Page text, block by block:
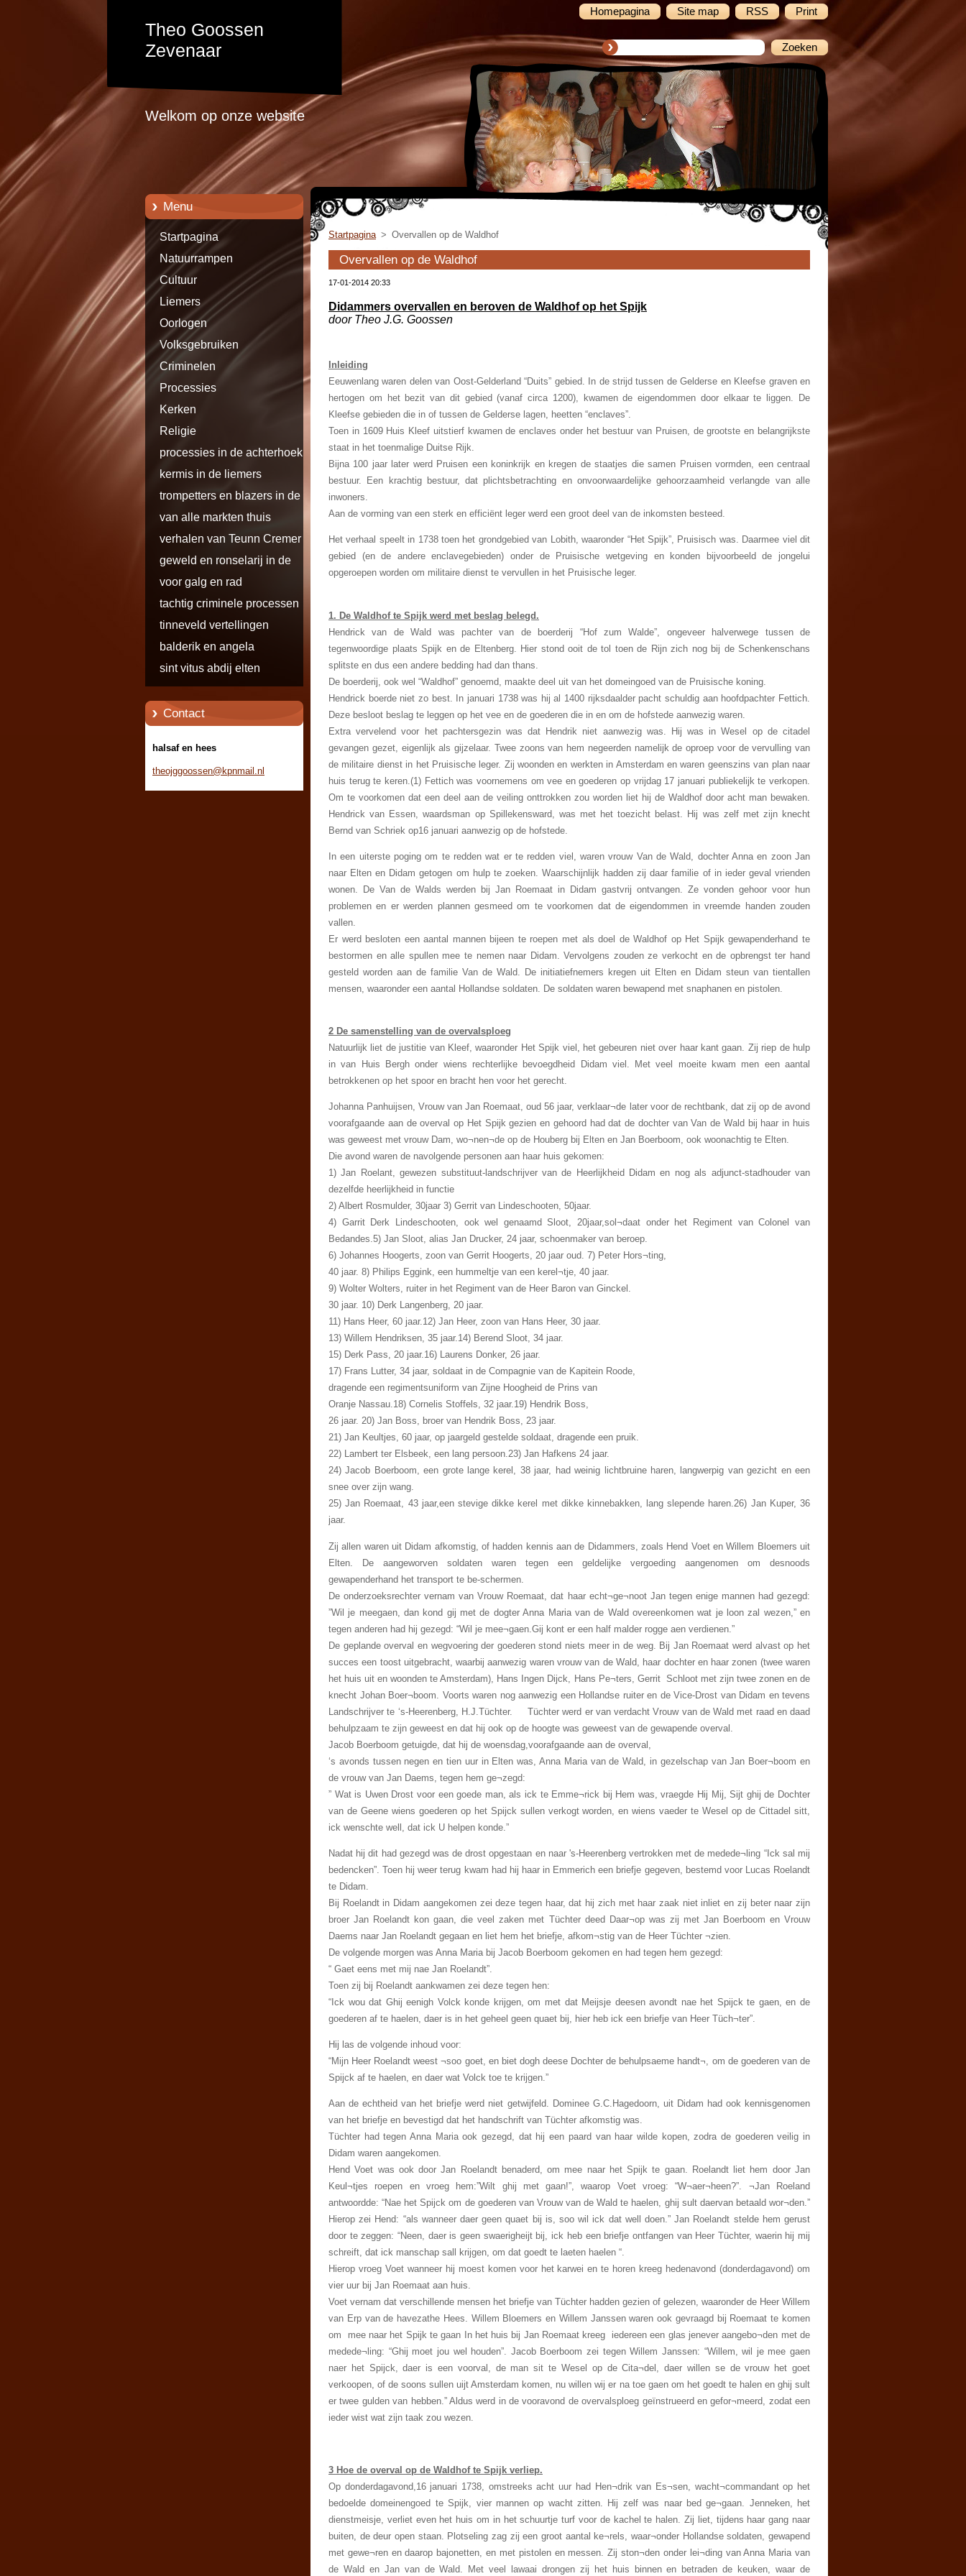
Homepagina Site map RSS Print
Theo Goossen
Zevenaar
Welkom op onze website
Menu
Startpagina
Natuurrampen
Cultuur
Liemers
Oorlogen
Volksgebruiken
Criminelen
Processies
Kerken
Religie
processies in de achterhoek en
de
kermis in de liemers
trompetters en blazers in de
liemers
van alle markten thuis
verhalen van Teunn Cremer uit
Loo
geweld en ronselarij in de
liemers
voor galg en rad
tachtig criminele processen
tinneveld vertellingen
balderik en angela
sint vitus abdij elten
Contact
halsaf en hees
theojggoossen@kpnmail.nl
Startpagina > Overvallen op de Waldhof
Overvallen op de Waldhof
17-01-2014 20:33
Didammers overvallen en beroven de Waldhof op het Spijk
door Theo J.G. Goossen
Inleiding
Eeuwenlang waren delen van Oost-Gelderland “Duits” gebied. In de strijd tussen de Gelderse en Kleefse graven en
hertogen om het bezit van dit gebied (vanaf circa 1200), kwamen de eigendommen door elkaar te liggen. De
Kleefse gebieden die in of tussen de Gelderse lagen, heetten “enclaves”.
Toen in 1609 Huis Kleef uitstierf kwamen de enclaves onder het bestuur van Pruisen, de grootste en belangrijkste
staat in het toenmalige Duitse Rijk.
Bijna 100 jaar later werd Pruisen een koninkrijk en kregen de staatjes die samen Pruisen vormden, een centraal
bestuur. Een krachtig bestuur, dat plichtsbetrachting en onvoorwaardelijke gehoorzaamheid verlangde van alle
inwoners.
Aan de vorming van een sterk en efficiënt leger werd een groot deel van de inkomsten besteed.
Het verhaal speelt in 1738 toen het grondgebied van Lobith, waaronder “Het Spijk”, Pruisisch was. Daarmee viel dit
gebied (en de andere enclavegebieden) onder de Pruisische wetgeving en konden bijvoorbeeld de jongelui
opgeroepen worden om militaire dienst te vervullen in het Pruisische leger.
1. De Waldhof te Spijk werd met beslag belegd.
Hendrick van de Wald was pachter van de boerderij “Hof zum Walde”, ongeveer halverwege tussen de
tegenwoordige plaats Spijk en de Eltenberg. Hier stond ooit de tol toen de Rijn zich nog bij de Schenkenschans
splitste en dus een andere bedding had dan thans.
De boerderij, ook wel “Waldhof” genoemd, maakte deel uit van het domeingoed van de Pruisische koning.
Hendrick boerde niet zo best. In januari 1738 was hij al 1400 rijksdaalder pacht schuldig aan hoofdpachter Fettich.
Deze besloot beslag te leggen op het vee en de goederen die in en om de hofstede aanwezig waren.
Extra vervelend voor het pachtersgezin was dat Hendrik niet aanwezig was. Hij was in Wesel op de citadel
gevangen gezet, eigenlijk als gijzelaar. Twee zoons van hem negeerden namelijk de oproep voor de vervulling van
de militaire dienst in het Pruisische leger. Zij woonden en werkten in Amsterdam en waren geenszins van plan naar
huis terug te keren.(1) Fettich was voornemens om vee en goederen op vrijdag 17 januari publiekelijk te verkopen.
Om te voorkomen dat een deel aan de veiling onttrokken zou worden liet hij de Waldhof door acht man bewaken.
Hendrick van Essen, waardsman op Spillekensward, was met het toezicht belast. Hij was zelf met zijn knecht
Bernd van Schriek op16 januari aanwezig op de hofstede.
In een uiterste poging om te redden wat er te redden viel, waren vrouw Van de Wald, dochter Anna en zoon Jan
naar Elten en Didam getogen om hulp te zoeken. Waarschijnlijk hadden zij daar familie of in ieder geval vrienden
wonen. De Van de Walds werden bij Jan Roemaat in Didam gastvrij ontvangen. Ze vonden gehoor voor hun
problemen en er werden plannen gesmeed om te voorkomen dat de eigendommen in vreemde handen zouden
vallen.
Er werd besloten een aantal mannen bijeen te roepen met als doel de Waldhof op Het Spijk gewapenderhand te
bestormen en alle spullen mee te nemen naar Didam. Vervolgens zouden ze verkocht en de opbrengst ter hand
gesteld worden aan de familie Van de Wald. De initiatiefnemers kregen uit Elten en Didam steun van tientallen
mensen, waaronder een aantal Hollandse soldaten. De soldaten waren bewapend met snaphanen en pistolen.
2 De samenstelling van de overvalsploeg
Natuurlijk liet de justitie van Kleef, waaronder Het Spijk viel, het gebeuren niet over haar kant gaan. Zij riep de hulp
in van Huis Bergh onder wiens rechterlijke bevoegdheid Didam viel. Met veel moeite kwam men een aantal
betrokkenen op het spoor en bracht hen voor het gerecht.
Johanna Panhuijsen, Vrouw van Jan Roemaat, oud 56 jaar, verklaar¬de later voor de rechtbank, dat zij op de avond
voorafgaande aan de overval op Het Spijk gezien en gehoord had dat de dochter van Van de Wald bij haar in huis
was geweest met vrouw Dam, wo¬nen¬de op de Houberg bij Elten en Jan Boerboom, ook woonachtig te Elten.
Die avond waren de navolgende personen aan haar huis gekomen:
1) Jan Roelant, gewezen substituut-landschrijver van de Heerlijkheid Didam en nog als adjunct-stadhouder van
dezelfde heerlijkheid in functie
2) Albert Rosmulder, 30jaar 3) Gerrit van Lindeschooten, 50jaar.
4) Garrit Derk Lindeschooten, ook wel genaamd Sloot, 20jaar,sol¬daat onder het Regiment van Colonel van
Bedandes.5) Jan Sloot, alias Jan Drucker, 24 jaar, schoenmaker van beroep.
6) Johannes Hoogerts, zoon van Gerrit Hoogerts, 20 jaar oud. 7) Peter Hors¬ting,
40 jaar. 8) Philips Eggink, een hummeltje van een kerel¬tje, 40 jaar.
9) Wolter Wolters, ruiter in het Regiment van de Heer Baron van Ginckel.
30 jaar. 10) Derk Langenberg, 20 jaar.
11) Hans Heer, 60 jaar.12) Jan Heer, zoon van Hans Heer, 30 jaar.
13) Willem Hendriksen, 35 jaar.14) Berend Sloot, 34 jaar.
15) Derk Pass, 20 jaar.16) Laurens Donker, 26 jaar.
17) Frans Lutter, 34 jaar, soldaat in de Compagnie van de Kapitein Roode,
dragende een regimentsuniform van Zijne Hoogheid de Prins van
Oranje Nassau.18) Cornelis Stoffels, 32 jaar.19) Hendrik Boss,
26 jaar. 20) Jan Boss, broer van Hendrik Boss, 23 jaar.
21) Jan Keultjes, 60 jaar, op jaargeld gestelde soldaat, dragende een pruik.
22) Lambert ter Elsbeek, een lang persoon.23) Jan Hafkens 24 jaar.
24) Jacob Boerboom, een grote lange kerel, 38 jaar, had weinig lichtbruine haren, langwerpig van gezicht en een
snee over zijn wang.
25) Jan Roemaat, 43 jaar,een stevige dikke kerel met dikke kinnebakken, lang slepende haren.26) Jan Kuper, 36
jaar.
Zij allen waren uit Didam afkomstig, of hadden kennis aan de Didammers, zoals Hend Voet en Willem Bloemers uit
Elten. De aangeworven soldaten waren tegen een geldelijke vergoeding aangenomen om desnoods
gewapenderhand het transport te be-schermen.
De onderzoeksrechter vernam van Vrouw Roemaat, dat haar echt¬ge¬noot Jan tegen enige mannen had gezegd:
”Wil je meegaen, dan kond gij met de dogter Anna Maria van de Wald overeenkomen wat je loon zal wezen,” en
tegen anderen had hij gezegd: “Wil je mee¬gaen.Gij kont er een half malder rogge aen verdienen.”
De geplande overval en wegvoering der goederen stond niets meer in de weg. Bij Jan Roemaat werd alvast op het
succes een toost uitgebracht, waarbij aanwezig waren vrouw van de Wald, haar dochter en haar zonen (twee waren
het huis uit en woonden te Amsterdam), Hans Ingen Dijck, Hans Pe¬ters, Gerrit Schloot met zijn twee zonen en de
knecht Johan Boer¬boom. Voorts waren nog aanwezig een Hollandse ruiter en de Vice-Drost van Didam en tevens
Landschrijver te ‘s-Heerenberg, H.J.Tüchter. Tüchter werd er van verdacht Vrouw van de Wald met raad en daad
behulpzaam te zijn geweest en dat hij ook op de hoogte was geweest van de gewapende overval.
Jacob Boerboom getuigde, dat hij de woensdag,voorafgaande aan de overval,
‘s avonds tussen negen en tien uur in Elten was, Anna Maria van de Wald, in gezelschap van Jan Boer¬boom en
de vrouw van Jan Daems, tegen hem ge¬zegd:
” Wat is Uwen Drost voor een goede man, als ick te Emme¬rick bij Hem was, vraegde Hij Mij, Sijt ghij de Dochter
van de Geene wiens goederen op het Spijck sullen verkogt worden, en wiens vaeder te Wesel op de Cittadel sitt,
ick wenschte well, dat ick U helpen konde.”
Nadat hij dit had gezegd was de drost opgestaan en naar 's-Heerenberg vertrokken met de medede¬ling “Ick sal mij
bedencken”. Toen hij weer terug kwam had hij haar in Emmerich een briefje gegeven, bestemd voor Lucas Roelandt
te Didam.
Bij Roelandt in Didam aangekomen zei deze tegen haar, dat hij zich met haar zaak niet inliet en zij beter naar zijn
broer Jan Roelandt kon gaan, die veel zaken met Tüchter deed Daar¬op was zij met Jan Boerboom en Vrouw
Daems naar Jan Roelandt gegaan en liet hem het briefje, afkom¬stig van de Heer Tüchter ¬zien.
De volgende morgen was Anna Maria bij Jacob Boerboom gekomen en had tegen hem gezegd:
“ Gaet eens met mij nae Jan Roelandt”.
Toen zij bij Roelandt aankwamen zei deze tegen hen:
“Ick wou dat Ghij eenigh Volck konde krijgen, om met dat Meijsje deesen avondt nae het Spijck te gaen, en de
goederen af te haelen, daer is in het geheel geen quaet bij, hier heb ick een briefje van Heer Tüch¬ter”.
Hij las de volgende inhoud voor:
“Mijn Heer Roelandt weest ¬soo goet, en biet dogh deese Dochter de behulpsaeme handt¬, om de goederen van de
Spijck af te haelen, en daer wat Volck toe te krijgen.”
Aan de echtheid van het briefje werd niet getwijfeld. Dominee G.C.Hagedoorn, uit Didam had ook kennisgenomen
van het briefje en bevestigd dat het handschrift van Tüchter afkomstig was.
Tüchter had tegen Anna Maria ook gezegd, dat hij een paard van haar wilde kopen, zodra de goederen veilig in
Didam waren aangekomen.
Hend Voet was ook door Jan Roelandt benaderd, om mee naar het Spijk te gaan. Roelandt liet hem door Jan
Keul¬tjes roepen en vroeg hem:”Wilt ghij met gaan!”, waarop Voet vroeg: “W¬aer¬heen?”. ¬Jan Roeland
antwoordde: “Nae het Spijck om de goederen van Vrouw van de Wald te haelen, ghij sult daervan betaald wor¬den.”
Hierop zei Hend: “als wanneer daer geen quaet bij is, soo wil ick dat well doen.” Jan Roelandt stelde hem gerust
door te zeggen: “Neen, daer is geen swaerigheijt bij, ick heb een briefje ontfangen van Heer Tüchter, waerin hij mij
schreift, dat ick manschap sall krijgen, om dat goedt te laeten haelen “.
Hierop vroeg Voet wanneer hij moest komen voor het karwei en te horen kreeg hedenavond (donderdagavond) om
vier uur bij Jan Roemaat aan huis.
Voet vernam dat verschillende mensen het briefje van Tüchter hadden gezien of gelezen, waaronder de Heer Willem
van Erp van de havezathe Hees. Willem Bloemers en Willem Janssen waren ook gevraagd bij Roemaat te komen
om mee naar het Spijk te gaan In het huis bij Jan Roemaat kreeg iedereen een glas jenever aangebo¬den met de
medede¬ling: “Ghij moet jou wel houden”. Jacob Boerboom zei tegen Willem Janssen: “Willem, wil je mee gaen
naer het Spijck, daer is een voorval, de man sit te Wesel op de Cita¬del, daer willen se de vrouw het goet
verkoopen, of de soons sullen uijt Amsterdam komen, nu willen wij er na toe gaen om het goedt te halen en ghij sult
er twee gulden van hebben.” Aldus werd in de vooravond de overvalsploeg geïnstrueerd en gefor¬meerd, zodat een
ieder wist wat zijn taak zou wezen.
3 Hoe de overval op de Waldhof te Spijk verliep.
Op donderdagavond,16 januari 1738, omstreeks acht uur had Hen¬drik van Es¬sen, wacht¬commandant op het
bedoelde domeinengoed te Spijk, vier mannen op wacht zitten. Hij zelf was naar bed ge¬gaan. Jenneken, het
dienstmeisje, verliet even het huis om in het schuurtje turf voor de kachel te halen. Zij liet, tijdens haar gang naar
buiten, de deur open staan. Plotseling zag zij een groot aantal ke¬rels, waar¬onder Hollandse soldaten, gewapend
met gewe¬ren en daarop bajonetten, en met pistolen en messen. Zij ston¬den onder lei¬ding van Anna Maria van
de Wald en Jan van de Wald. Met veel lawaai drongen zij het huis binnen en betraden de keuken, waar de